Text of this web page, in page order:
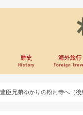
歴史
History
海外旅行
Foreign
豊臣兄弟ゆかりの粉河寺へ（